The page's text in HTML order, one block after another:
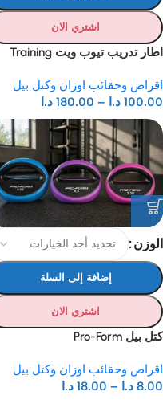
اشتري الان
اطار تدريب تيوب ويت Training
اقراص وحقائب اوزان وكتل بيل
100.00 د.ا –
180.00 د.ا
الوزن
إضافة إلى السلة
اشتري الان
كتل بيل Pro-Form
اقراص وحقائب اوزان وكتل بيل
8.00 د.ا –
18.00 د.ا